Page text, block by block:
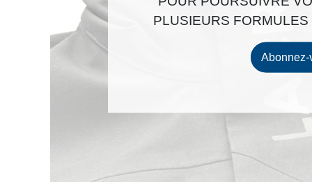
PLUSIEURS FORMULES
Abonnez-